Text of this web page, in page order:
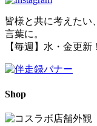
皆様と共に考えたい
言葉に。
【毎週】水・金更新！
Shop